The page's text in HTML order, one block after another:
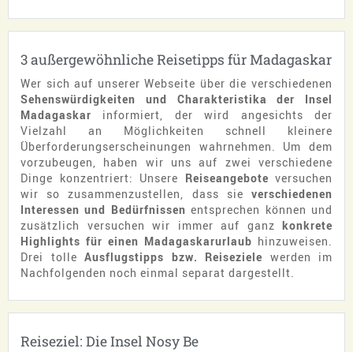
3 außergewöhnliche Reisetipps für Madagaskar
Wer sich auf unserer Webseite über die verschiedenen
Sehenswürdigkeiten und Charakteristika der Insel
Madagaskar informiert, der wird angesichts der
Vielzahl an Möglichkeiten schnell kleinere
Überforderungserscheinungen wahrnehmen. Um dem
vorzubeugen, haben wir uns auf zwei verschiedene
Dinge konzentriert: Unsere Reiseangebote versuchen
wir so zusammenzustellen, dass sie verschiedenen
Interessen und Bedürfnissen entsprechen können und
zusätzlich versuchen wir immer auf ganz konkrete
Highlights für einen Madagaskarurlaub hinzuweisen.
Drei tolle Ausflugstipps bzw. Reiseziele werden im
Nachfolgenden noch einmal separat dargestellt.
Reiseziel: Die Insel Nosy Be